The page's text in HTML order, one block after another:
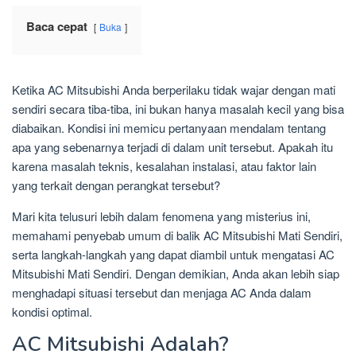
Baca cepat Buka
Ketika AC Mitsubishi Anda berperilaku tidak wajar dengan mati
sendiri secara tiba-tiba, ini bukan hanya masalah kecil yang bisa
diabaikan. Kondisi ini memicu pertanyaan mendalam tentang
apa yang sebenarnya terjadi di dalam unit tersebut. Apakah itu
karena masalah teknis, kesalahan instalasi, atau faktor lain
yang terkait dengan perangkat tersebut?
Mari kita telusuri lebih dalam fenomena yang misterius ini,
memahami penyebab umum di balik AC Mitsubishi Mati Sendiri,
serta langkah-langkah yang dapat diambil untuk mengatasi AC
Mitsubishi Mati Sendiri. Dengan demikian, Anda akan lebih siap
menghadapi situasi tersebut dan menjaga AC Anda dalam
kondisi optimal.
AC Mitsubishi Adalah?